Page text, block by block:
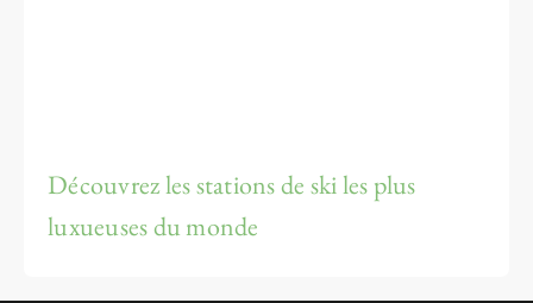
Découvrez les stations de ski les plus
luxueuses du monde